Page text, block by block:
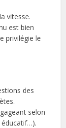
vitesse.
est bien
privilégie le
des
selon